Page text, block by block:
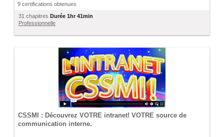
9 certifications obtenues
31 chapitres Durée 1hr 41min
Professionnelle
CSSMI : Découvrez VOTRE intranet! VOTRE source de
communication interne.